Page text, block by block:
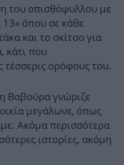
του οπισθόφυλλου με
όπου σε κάθε
και το σκίτσο για
κάτι που
ορόφους του.
Βαβούρα γνώριζε
μεγάλωνε, όπως
Ακόμα περισσότερα
ιστορίες, ακόμη